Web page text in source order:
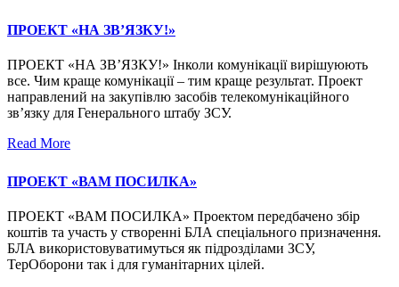
ПРОЕКТ «НА ЗВ’ЯЗКУ!»
ПРОЕКТ «НА ЗВ’ЯЗКУ!» Інколи комунікації вирішуюють
все. Чим краще комунікації – тим краще результат. Проект
направлений на закупівлю засобів телекомунікаційного
зв’язку для Генерального штабу ЗСУ.
Read More
ПРОЕКТ «ВАМ ПОСИЛКА»
ПРОЕКТ «ВАМ ПОСИЛКА» Проектом передбачено збір
коштів та участь у створенні БЛА спеціального призначення.
БЛА використовуватимуться як підрозділами ЗСУ,
ТерОборони так і для гуманітарних цілей.